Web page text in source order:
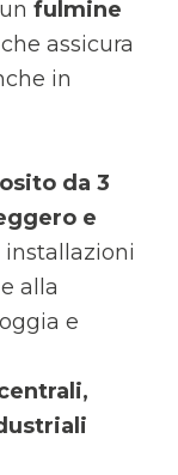
fulmine
assicura
in
da 3
e
installazioni
alla
e